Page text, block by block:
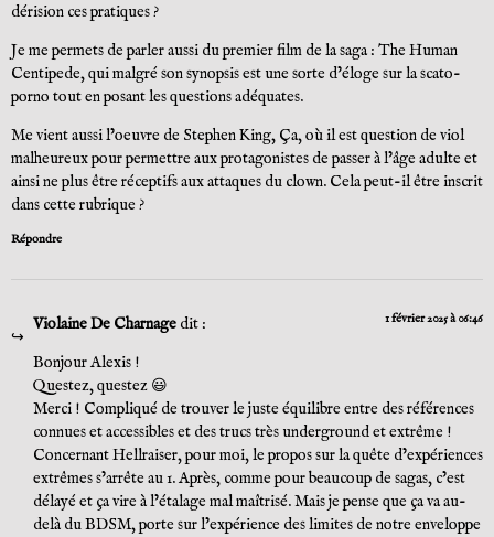
dérision ces pratiques ?
Je me permets de parler aussi du premier film de la saga : The Human
Centipede, qui malgré son synopsis est une sorte d’éloge sur la scato-
porno tout en posant les questions adéquates.
Me vient aussi l’oeuvre de Stephen King, Ça, où il est question de viol
malheureux pour permettre aux protagonistes de passer à l’âge adulte et
ainsi ne plus être réceptifs aux attaques du clown. Cela peut-il être inscrit
dans cette rubrique ?
Répondre
Violaine De Charnage dit : 1 février 2025 à 06:46
Bonjour Alexis !
Questez, questez 😃
Merci ! Compliqué de trouver le juste équilibre entre des références
connues et accessibles et des trucs très underground et extrême !
Concernant Hellraiser, pour moi, le propos sur la quête d’expériences
extrêmes s’arrête au 1. Après, comme pour beaucoup de sagas, c’est
délayé et ça vire à l’étalage mal maîtrisé. Mais je pense que ça va au-
delà du BDSM, porte sur l’expérience des limites de notre enveloppe